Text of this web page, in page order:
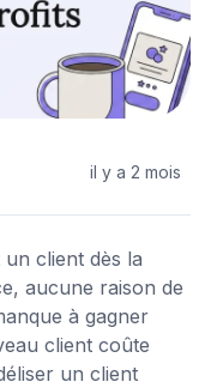
il y a 2 mois
client dès la
aucune raison de
à gagner
client coûte
un client